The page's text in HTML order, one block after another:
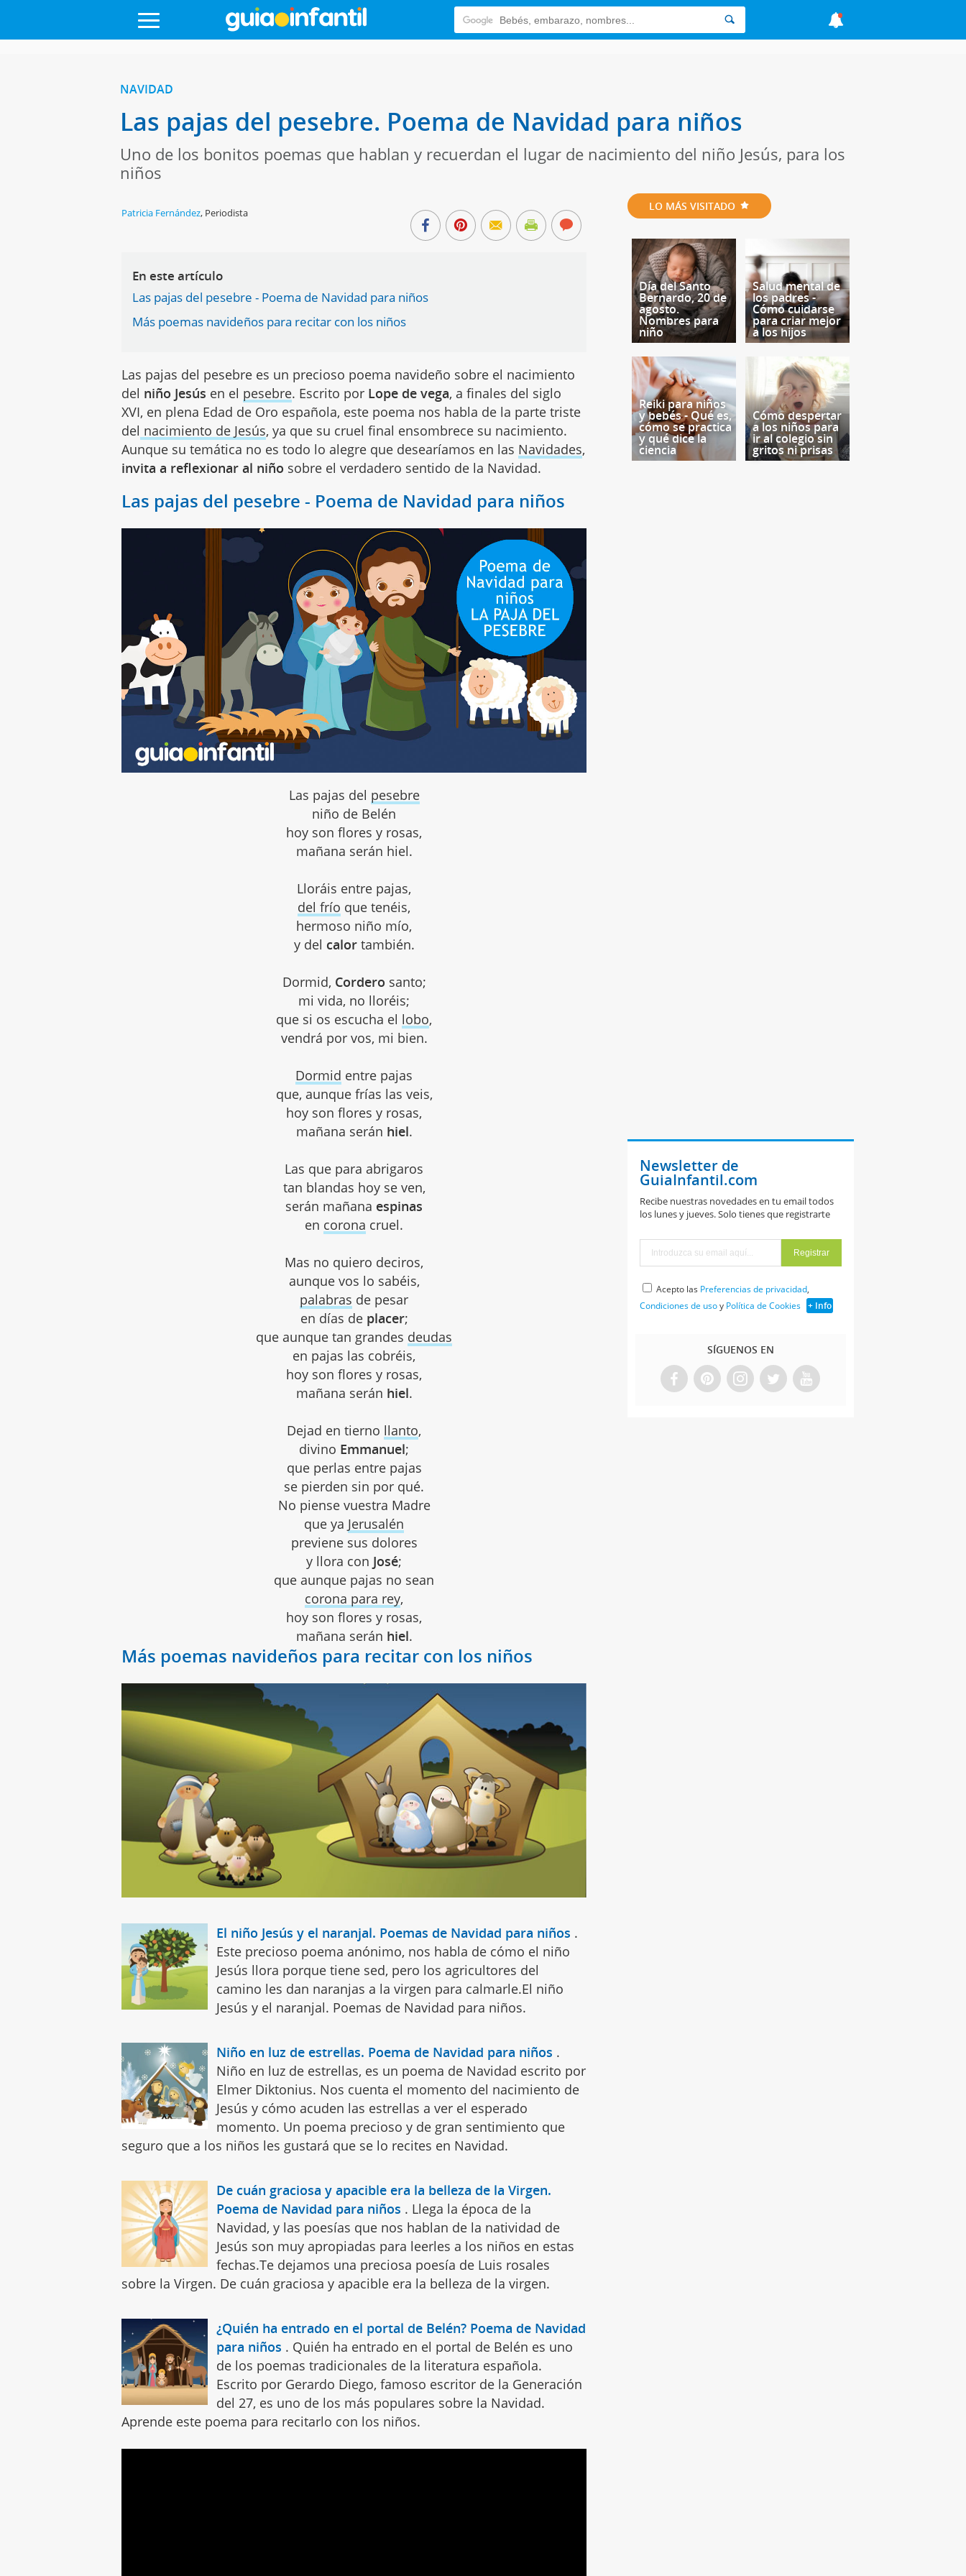
NAVIDAD
Las pajas del pesebre. Poema de Navidad para niños
Uno de los bonitos poemas que hablan y recuerdan el lugar de nacimiento del niño Jesús, para los
niños
Patricia Fernández, Periodista
En este artículo
Las pajas del pesebre - Poema de Navidad para niños
Más poemas navideños para recitar con los niños
Las pajas del pesebre es un precioso poema navideño sobre el nacimiento
del niño Jesús en el pesebre. Escrito por Lope de vega, a finales del siglo
XVI, en plena Edad de Oro española, este poema nos habla de la parte triste
del nacimiento de Jesús, ya que su cruel final ensombrece su nacimiento.
Aunque su temática no es todo lo alegre que desearíamos en las Navidades,
invita a reflexionar al niño sobre el verdadero sentido de la Navidad.
Las pajas del pesebre - Poema de Navidad para niños
Las pajas del pesebre
niño de Belén
hoy son flores y rosas,
mañana serán hiel.
Lloráis entre pajas,
del frío que tenéis,
hermoso niño mío,
y del calortambién.
Dormid, Cordero santo;
mi vida, no lloréis;
que si os escucha el lobo,
vendrá por vos, mi bien.
Dormid entre pajas
que, aunque frías las veis,
hoy son flores y rosas,
mañana serán hiel.
Las que para abrigaros
tan blandas hoy se ven,
serán mañana espinas
en corona cruel.
Mas no quiero deciros,
aunque vos lo sabéis,
palabras de pesar
en días de placer;
que aunque tan grandes deudas
en pajas las cobréis,
hoy son flores y rosas,
mañana serán hiel.
Dejad en tierno llanto,
divino Emmanuel;
que perlas entre pajas
se pierden sin por qué.
No piense vuestra Madre
que ya Jerusalén
previene sus dolores
y llora con José;
que aunque pajas no sean
corona para rey,
hoy son flores y rosas,
mañana serán hiel.
Más poemas navideños para recitar con los niños
El niño Jesús y el naranjal. Poemas de Navidad para niños .
Este precioso poema anónimo, nos habla de cómo el niño
Jesús llora porque tiene sed, pero los agricultores del
camino les dan naranjas a la virgen para calmarle.El niño
Jesús y el naranjal. Poemas de Navidad para niños.
Niño en luz de estrellas. Poema de Navidad para niños .
Niño en luz de estrellas, es un poema de Navidad escrito por
Elmer Diktonius. Nos cuenta el momento del nacimiento de
Jesús y cómo acuden las estrellas a ver el esperado
momento. Un poema precioso y de gran sentimiento que
seguro que a los niños les gustará que se lo recites en Navidad.
De cuán graciosa y apacible era la belleza de la Virgen.
Poema de Navidad para niños . Llega la época de la
Navidad, y las poesías que nos hablan de la natividad de
Jesús son muy apropiadas para leerles a los niños en estas
fechas.Te dejamos una preciosa poesía de Luis rosales
sobre la Virgen. De cuán graciosa y apacible era la belleza de la virgen.
¿Quién ha entrado en el portal de Belén? Poema de Navidad
para niños . Quién ha entrado en el portal de Belén es uno
de los poemas tradicionales de la literatura española.
Escrito por Gerardo Diego, famoso escritor de la Generación
del 27, es uno de los más populares sobre la Navidad.
Aprende este poema para recitarlo con los niños.
LO MÁS VISITADO
Día del Santo
Bernardo, 20 de
agosto.
Nombres para
niño
Salud mental de
los padres -
Cómo cuidarse
para criar mejor
a los hijos
Reiki para niños
y bebés - Qué es,
cómo se practica
y qué dice la
ciencia
Cómo despertar
a los niños para
ir al colegio sin
gritos ni prisas
Newsletter de
GuiaInfantil.com
Recibe nuestras novedades en tu email todos
los lunes y jueves. Solo tienes que registrarte
Acepto las Preferencias de privacidad,
Condiciones de usoy Política de Cookies + Info
SÍGUENOS EN